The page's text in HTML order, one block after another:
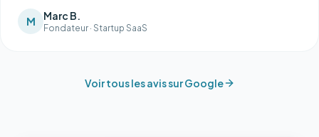
M Marc B.
Fondateur · Startup SaaS
Voir tous les avis sur Google